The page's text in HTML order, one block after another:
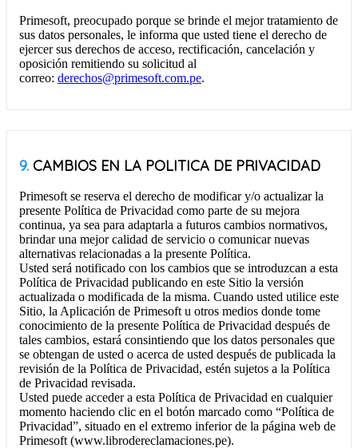
Primesoft, preocupado porque se brinde el mejor tratamiento de
sus datos personales, le informa que usted tiene el derecho de
ejercer sus derechos de acceso, rectificación, cancelación y
oposición remitiendo su solicitud al
correo: derechos@primesoft.com.pe.
9. CAMBIOS EN LA POLITICA DE PRIVACIDAD
Primesoft se reserva el derecho de modificar y/o actualizar la
presente Política de Privacidad como parte de su mejora
continua, ya sea para adaptarla a futuros cambios normativos,
brindar una mejor calidad de servicio o comunicar nuevas
alternativas relacionadas a la presente Política.
Usted será notificado con los cambios que se introduzcan a esta
Política de Privacidad publicando en este Sitio la versión
actualizada o modificada de la misma. Cuando usted utilice este
Sitio, la Aplicación de Primesoft u otros medios donde tome
conocimiento de la presente Política de Privacidad después de
tales cambios, estará consintiendo que los datos personales que
se obtengan de usted o acerca de usted después de publicada la
revisión de la Política de Privacidad, estén sujetos a la Política
de Privacidad revisada.
Usted puede acceder a esta Política de Privacidad en cualquier
momento haciendo clic en el botón marcado como “Política de
Privacidad”, situado en el extremo inferior de la página web de
Primesoft (www.librodereclamaciones.pe).